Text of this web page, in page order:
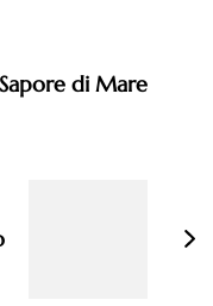
di Mare